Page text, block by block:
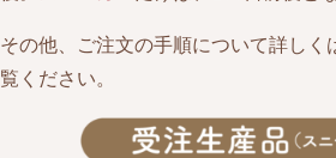
その他、ご注文の手順について詳しく
覧ください。